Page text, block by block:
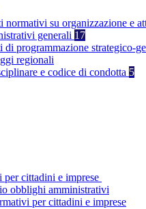
normativi su organizzazione e
generali 17
di programmazione strategico-
regionali
e codice di condotta 5
cittadini e imprese
obblighi amministrativi
per cittadini e imprese